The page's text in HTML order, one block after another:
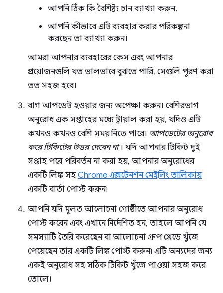
আপনি ঠিক কি বৈশিষ্ট্য চান ব্যাখ্যা করুন.
আপনি কীভাবে এটি ব্যবহার করার পরিকল্পনা
করছেন তা ব্যাখ্যা করুন।
আমরা আপনার ব্যবহারের কেস এবং আপনার
প্রয়োজনগুলি যত ভালভাবে বুঝতে পারি, সেগুলি পূরণ করা
তত সহজ হবে।
বাগ আপডেট হওয়ার জন্য অপেক্ষা করুন। বেশিরভাগ
অনুরোধ এক সপ্তাহের মধ্যে ট্রায়াল করা হয়, যদিও এটি
কখনও কখনও বেশি সময় নিতে পারে। আপডেটের অনুরোধ
করে টিকিটের উত্তর দেবেন না। যদি আপনার টিকিট দুই
সপ্তাহ পরে পরিবর্তন না করা হয়, আপনার অনুরোধের
একটি লিঙ্ক সহ Chrome এক্সটেনশন মেইলিং তালিকায়
একটি বার্তা পোস্ট করুন৷
আপনি যদি মূলত আলোচনা গোষ্ঠীতে আপনার অনুরোধ
পোস্ট করেন এবং এখানে নির্দেশিত হন, তাহলে আপনি যে
সমস্যাটি তৈরি করেছেন বা আলোচনা গ্রুপ থ্রেডে খুঁজে
পেয়েছেন তার একটি লিঙ্ক পোস্ট করুন৷ এটি অন্যদের জন্য
একই অনুরোধ সহ সঠিক টিকিট খুঁজে পাওয়া সহজ করে
তোলে।